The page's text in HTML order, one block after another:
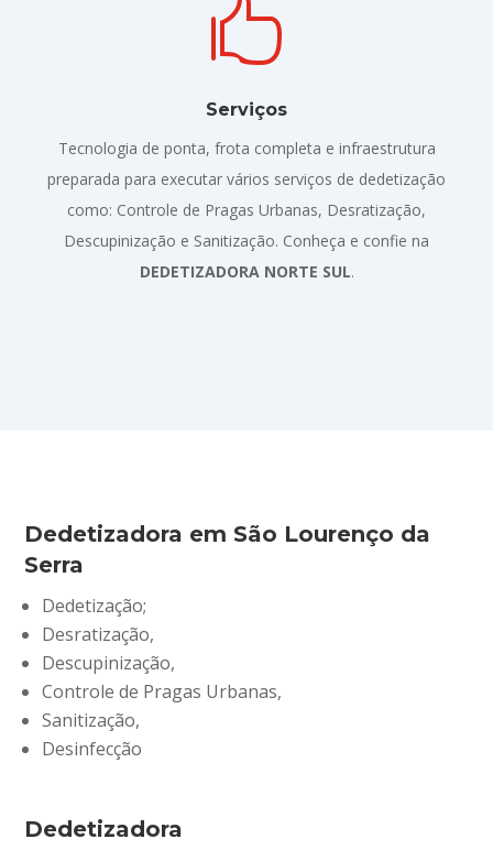

Serviços
Tecnologia de ponta, frota completa e infraestrutura
preparada para executar vários serviços de dedetização
como: Controle de Pragas Urbanas, Desratização,
Descupinização e Sanitização. Conheça e confie na
DEDETIZADORA NORTE SUL.
Dedetizadora em São Lourenço da
Serra
Dedetização;
Desratização,
Descupinização,
Controle de Pragas Urbanas,
Sanitização,
Desinfecção
Dedetizadora